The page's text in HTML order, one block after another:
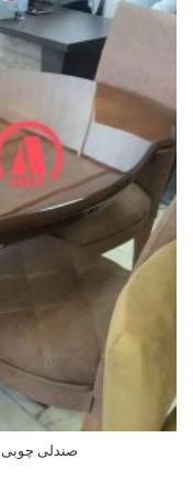
صندلی چوبی